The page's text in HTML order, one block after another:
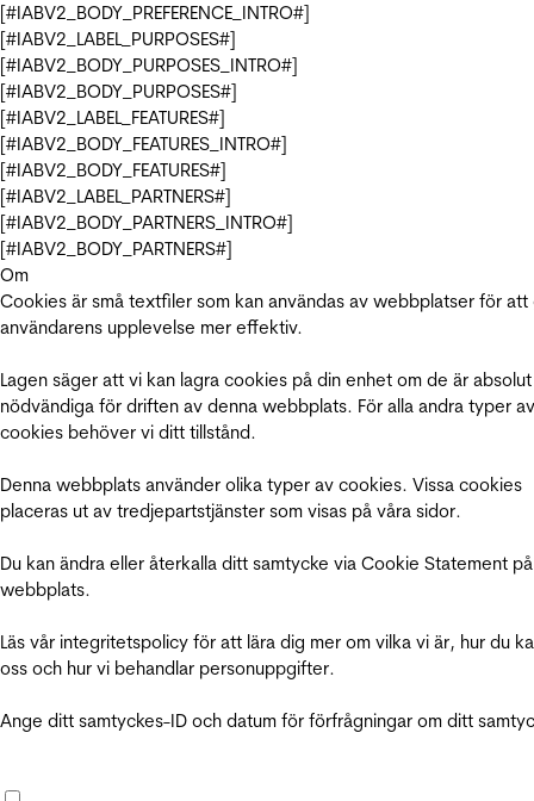
[#IABV2_BODY_PREFERENCE_INTRO#]
[#IABV2_LABEL_PURPOSES#]
[#IABV2_BODY_PURPOSES_INTRO#]
[#IABV2_BODY_PURPOSES#]
[#IABV2_LABEL_FEATURES#]
[#IABV2_BODY_FEATURES_INTRO#]
[#IABV2_BODY_FEATURES#]
[#IABV2_LABEL_PARTNERS#]
[#IABV2_BODY_PARTNERS_INTRO#]
[#IABV2_BODY_PARTNERS#]
Om
Cookies är små textfiler som kan användas av webbplatser för att
användarens upplevelse mer effektiv.
Lagen säger att vi kan lagra cookies på din enhet om de är absolut
nödvändiga för driften av denna webbplats. För alla andra typer av
cookies behöver vi ditt tillstånd.
Denna webbplats använder olika typer av cookies. Vissa cookies
placeras ut av tredjepartstjänster som visas på våra sidor.
Du kan ändra eller återkalla ditt samtycke via Cookie Statement
webbplats.
Läs vår integritetspolicy för att lära dig mer om vilka vi är, hur du
oss och hur vi behandlar personuppgifter.
Ange ditt samtyckes-ID och datum för förfrågningar om ditt